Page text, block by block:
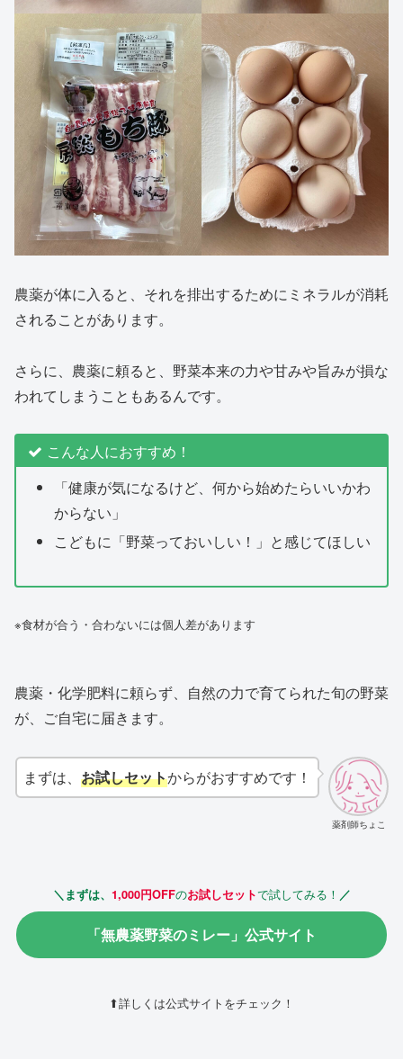
農薬が体に入ると、それを排出するためにミネラルが消耗
されることがあります。
さらに、農薬に頼ると、野菜本来の力や甘みや旨みが損な
われてしまうこともあるんです。
こんな人におすすめ！
「健康が気になるけど、何から始めたらいいかわ
からない」
こどもに「野菜っておいしい！」と感じてほしい
※食材が合う・合わないには個人差があります
農薬・化学肥料に頼らず、自然の力で育てられた旬の野菜
が、ご自宅に届きます。
薬剤師ちょこ
まずは、お試しセットからがおすすめです！
＼まずは、 1,000円OFFのお試しセットで試してみる！ ／
「無農薬野菜のミレー」公式サイト
⬆詳しくは公式サイトをチェック！